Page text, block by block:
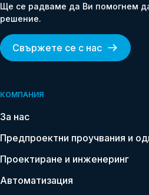
Ще се радваме да Ви помогнем
решение.
Свържете се с нас
КОМПАНИЯ
За нас
Предпроектни проучвания и
Проектиране и инженеринг
Автоматизация